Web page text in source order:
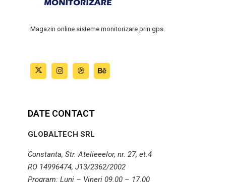
Magazin online sisteme monitorizare prin gps.
DATE CONTACT
GLOBALTECH SRL
Constanta, Str. Atelieeelor, nr. 27, et.4
RO 14996474, J13/2362/2002
Program: Luni – Vineri 09.00 – 17.00